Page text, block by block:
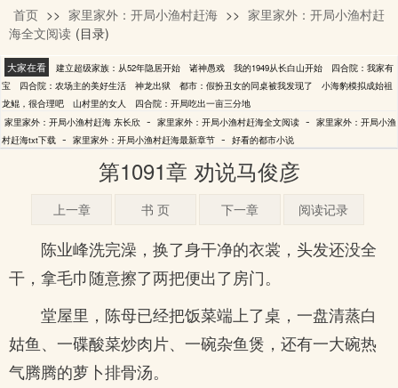
东长欣
首页 >> 家里家外：开局小渔村赶海 >> 家里家外：开局小渔村赶
海全文阅读 (目录)
大家在看 建立超级家族：从52年隐居开始 诸神愚戏 我的1949从长白山开始
四合院：我家有
宝
四合院：农场主的美好生活 神龙出狱 都市：假扮丑女的同桌被我发现了
小海豹模拟成始祖
龙鲲，很合理吧
山村里的女人
四合院：开局吃出一亩三分地
家里家外：开局小渔村赶海 东长欣 - 家里家外：开局小渔村赶海全文阅读 - 家里家外：开局小渔
村赶海txt下载 - 家里家外：开局小渔村赶海最新章节 - 好看的都市小说
第1091章 劝说马俊彦
上一章 书 页 下一章 阅读记录
陈业峰洗完澡，换了身干净的衣裳，头发还没全
干，拿毛巾随意擦了两把便出了房门。
堂屋里，陈母已经把饭菜端上了桌，一盘清蒸白
姑鱼、一碟酸菜炒肉片、一碗杂鱼煲，还有一大碗热
气腾腾的萝卜排骨汤。